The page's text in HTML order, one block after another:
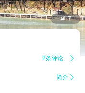
 7
2条评论 
简介 